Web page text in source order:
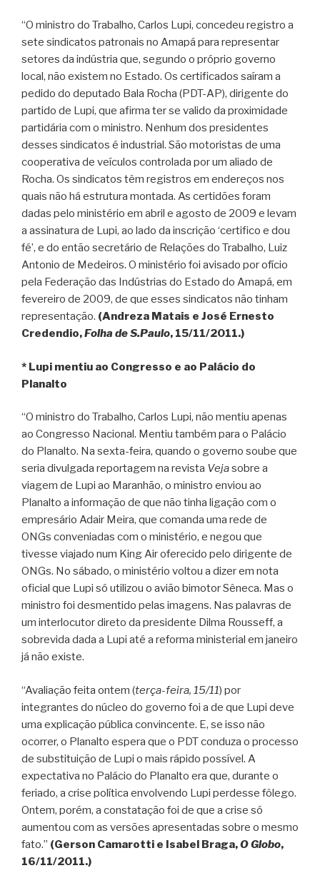
“O ministro do Trabalho, Carlos Lupi, concedeu registro a
sete sindicatos patronais no Amapá para representar
setores da indústria que, segundo o próprio governo
local, não existem no Estado. Os certificados saíram a
pedido do deputado Bala Rocha (PDT-AP), dirigente do
partido de Lupi, que afirma ter se valido da proximidade
partidária com o ministro. Nenhum dos presidentes
desses sindicatos é industrial. São motoristas de uma
cooperativa de veículos controlada por um aliado de
Rocha. Os sindicatos têm registros em endereços nos
quais não há estrutura montada. As certidões foram
dadas pelo ministério em abril e agosto de 2009 e levam
a assinatura de Lupi, ao lado da inscrição ‘certifico e dou
fé’, e do então secretário de Relações do Trabalho, Luiz
Antonio de Medeiros. O ministério foi avisado por ofício
pela Federação das Indústrias do Estado do Amapá, em
fevereiro de 2009, de que esses sindicatos não tinham
representação. (Andreza Matais e José Ernesto
Credendio,Folha de S.Paulo, 15/11/2011.)
* Lupi mentiu ao Congresso e ao Palácio do
Planalto
“O ministro do Trabalho, Carlos Lupi, não mentiu apenas
ao Congresso Nacional. Mentiu também para o Palácio
do Planalto. Na sexta-feira, quando o governo soube que
seria divulgada reportagem na revista Vejasobre a
viagem de Lupi ao Maranhão, o ministro enviou ao
Planalto a informação de que não tinha ligação com o
empresário Adair Meira, que comanda uma rede de
ONGs conveniadas com o ministério, e negou que
tivesse viajado num King Air oferecido pelo dirigente de
ONGs. No sábado, o ministério voltou a dizer em nota
oficial que Lupi só utilizou o avião bimotor Sêneca. Mas o
ministro foi desmentido pelas imagens. Nas palavras de
um interlocutor direto da presidente Dilma Rousseff, a
sobrevida dada a Lupi até a reforma ministerial em janeiro
já não existe.
“Avaliação feita ontem (terça-feira, 15/11) por
integrantes do núcleo do governo foi a de que Lupi deve
uma explicação pública convincente. E, se isso não
ocorrer, o Planalto espera que o PDT conduza o processo
de substituição de Lupi o mais rápido possível. A
expectativa no Palácio do Planalto era que, durante o
feriado, a crise política envolvendo Lupi perdesse fôlego.
Ontem, porém, a constatação foi de que a crise só
aumentou com as versões apresentadas sobre o mesmo
fato.” (Gerson Camarotti e Isabel Braga,O Globo,
16/11/2011.)